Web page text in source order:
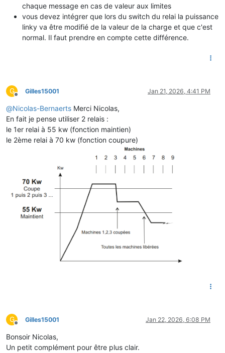
chaque message en cas de valeur aux limites
vous devez intégrer que lors du switch du relai la puissance
linky va être modifié de la valeur de la charge et que c'est
normal. Il faut prendre en compte cette différence.
G
Offline
Gilles15001 Jan 21, 2026, 4:41 PM
@Nicolas-Bernaerts Merci Nicolas,
En fait je pense utiliser 2 relais :
le 1er relai à 55 kw (fonction maintien)
le 2ème relai à 70 kw (fonction coupure)
G
Offline
Gilles15001 Jan 22, 2026, 6:08 PM
Bonsoir Nicolas,
Un petit complément pour être plus clair.